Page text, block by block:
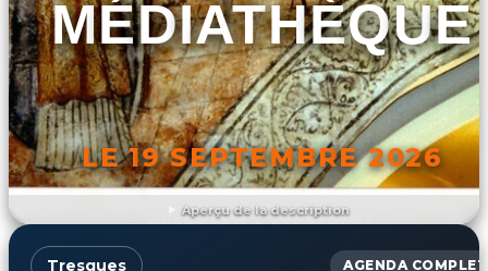
Aperçu de la description
MÉDIATHÈQUE
LE 19 SEPTEMBRE 2026
DÉCOUVRIR L'ÉVÉNEMENT
Tresques AGENDA COMPLET